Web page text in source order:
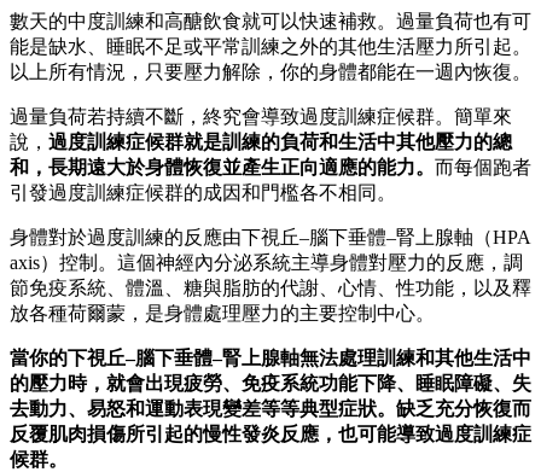
數天的中度訓練和高醣飲食就可以快速補救。過量負荷也有可
能是缺水、睡眠不足或平常訓練之外的其他生活壓力所引起。
以上所有情況，只要壓力解除，你的身體都能在一週內恢復。
過量負荷若持續不斷，終究會導致過度訓練症候群。簡單來
說， 過度訓練症候群就是訓練的負荷和生活中其他壓力的總
和，長期遠大於身體恢復並產生正向適應的能力。 而每個跑者
引發過度訓練症候群的成因和門檻各不相同。
身體對於過度訓練的反應由下視丘–腦下垂體–腎上腺軸（HPA
axis）控制。這個神經內分泌系統主導身體對壓力的反應，調
節免疫系統、體溫、糖與脂肪的代謝、心情、性功能，以及釋
放各種荷爾蒙，是身體處理壓力的主要控制中心。
當你的下視丘–腦下垂體–腎上腺軸無法處理訓練和其他生活中
的壓力時，就會出現疲勞、免疫系統功能下降、睡眠障礙、失
去動力、易怒和運動表現變差等等典型症狀。缺乏充分恢復而
反覆肌肉損傷所引起的慢性發炎反應，也可能導致過度訓練症
候群。